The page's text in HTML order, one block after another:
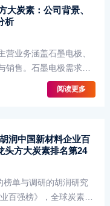
大炭素：公司背景、
析
业务涵盖石墨电极、
售。石墨电极需求与
（占营收约70%），主
阅读更多
润中国新材料企业百
头方大炭素排名第24
榜单与调研的胡润研究
百强榜》，全球炭素行